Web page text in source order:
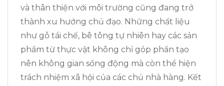
và thân thiện với môi trường cũng đang trở
thành xu hướng chủ đạo. Những chất liệu
như gỗ tái chế, bê tông tự nhiên hay các sản
phẩm từ thực vật không chỉ góp phần tạo
nên không gian sống động mà còn thể hiện
trách nhiệm xã hội của các chủ nhà hàng. Kết